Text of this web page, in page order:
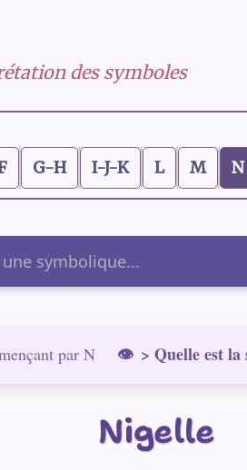
des symboles
G-H I-J-K L M N
par N > Quelle est
Nigelle